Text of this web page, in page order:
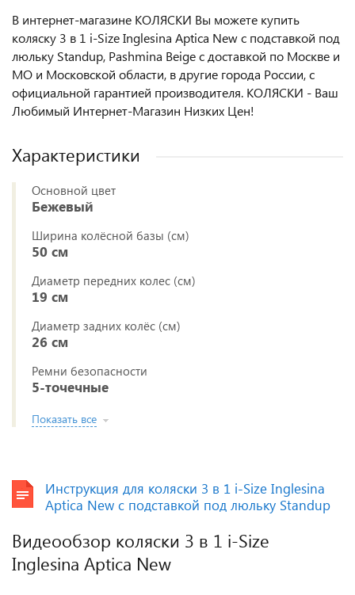
В интернет-магазине КОЛЯСКИ Вы можете купить
коляску 3 в 1 i-Size Inglesina Aptica New с подставкой под
люльку Standup, Pashmina Beige с доставкой по Москве и
МО и Московской области, в другие города России, с
официальной гарантией производителя. КОЛЯСКИ - Ваш
Любимый Интернет-Магазин Низких Цен!
Характеристики
Основной цвет
Бежевый
Ширина колёсной базы (см)
50 см
Диаметр передних колес (см)
19 см
Диаметр задних колёс (см)
26 см
Ремни безопасности
5-точечные
Показать все
Инструкция для коляски 3 в 1 i-Size Inglesina
Aptica New с подставкой под люльку Standup
Видеообзор коляски 3 в 1 i-Size
Inglesina Aptica New